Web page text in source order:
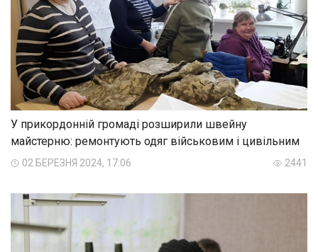
У прикордонній громаді розширили швейну
майстерню: ремонтують одяг військовим і цивільним
02 БЕРЕЗНЯ 2024, 17:06 2441